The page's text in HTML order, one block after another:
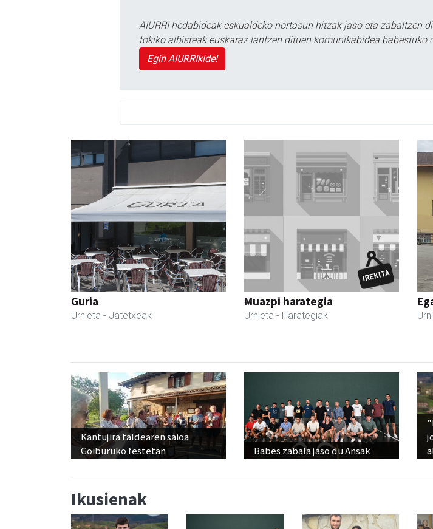
AIURRI hedabideak eskualdeko nortasun hitzak jaso eta zabaltzen
tokiko albisteak euskaraz lantzen dituen komunikabidea babestuko
Egin AIURRIkide!
Guria
Urnieta - Jatetxeak
Muazpi harategia
Urnieta - Harategiak
Kantujira taldearen saioa
Goiburuko festetan
Babes zabala jaso du Ansak
Ikusienak